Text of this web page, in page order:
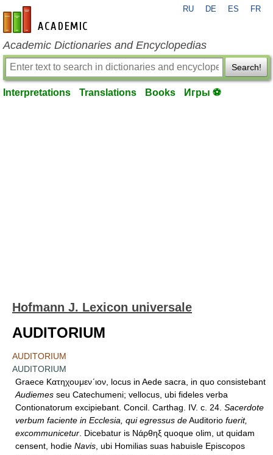
en-academic.com
RU DE ES FR
Academic Dictionaries and Encyclopedias
Search!
Interpretations Translations Books Игры ⚽
Hofmann J. Lexicon universale
AUDITORIUM
AUDITORIUM
AUDITORIUM
Graece Κατηχουμεν´ιον, locus in Aede sacra, in quo consistebant
Audiemes seu Catechumeni; vellocus, ubi fideles verba
Contionatorum excipiebant. Concil. Carthag. IV. c. 24. Sacerdote
verbum faciente in Ecclesia, qui egressus deAuditorio fuerit,
excommunicetur . Dicebatur is Νάρθηξ quoque olim, ut quidam
censent, hodie Navis , ubi Homilias suas habuisle Episcopos